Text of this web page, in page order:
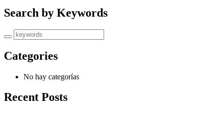
Search by Keywords
Categories
No hay categorías
Recent Posts